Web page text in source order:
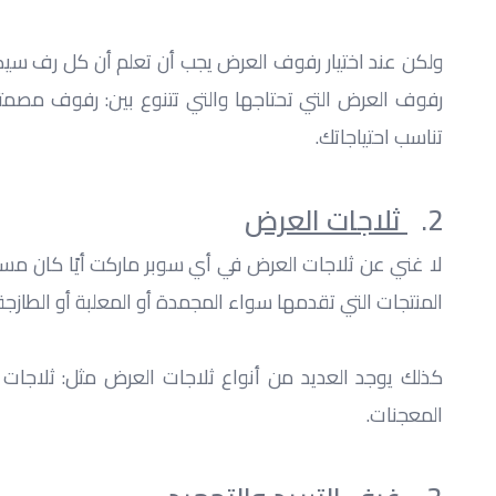
تناسب احتياجاتك.
2. ثلاجات العرض
المنتجات التي تقدمها سواء المجمدة أو المعلبة أو
المعجنات.